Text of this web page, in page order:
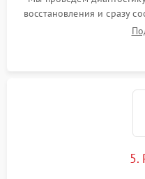
восстановления и сразу
5.